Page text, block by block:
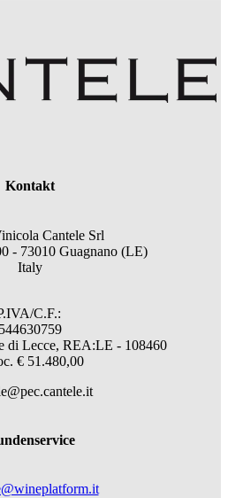
Kontakt
Cantele Srl
- 73010 Guagnano (LE)
Italy
C.F.:
di Lecce, REA:LE - 108460
€ 51.480,00